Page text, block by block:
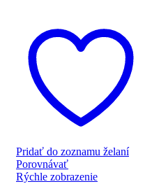
Pridať do zoznamu želaní
Porovnávať
Rýchle zobrazenie